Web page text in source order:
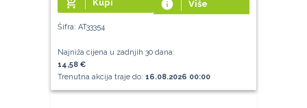
Kupi info Više
Šifra: AT33354
Najniža cijena u zadnjih 30 dana:
14,58 €
Trenutna akcija traje do: 16.08.2026 00:00